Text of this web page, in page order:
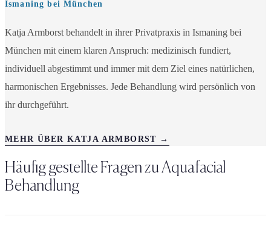
Ismaning bei München
Katja Armborst behandelt in ihrer Privatpraxis in Ismaning bei
München mit einem klaren Anspruch: medizinisch fundiert,
individuell abgestimmt und immer mit dem Ziel eines natürlichen,
harmonischen Ergebnisses. Jede Behandlung wird persönlich von
ihr durchgeführt.
MEHR ÜBER KATJA ARMBORST →
Häufig gestellte Fragen zuAquafacial
Behandlung